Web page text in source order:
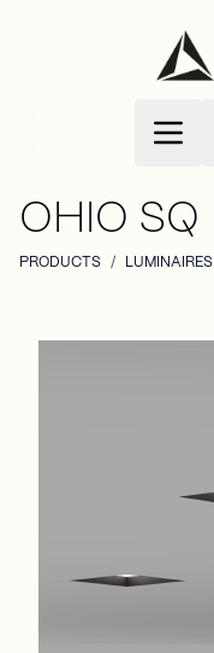
OHIO SQ
PRODUCTS / LUMINAIRES